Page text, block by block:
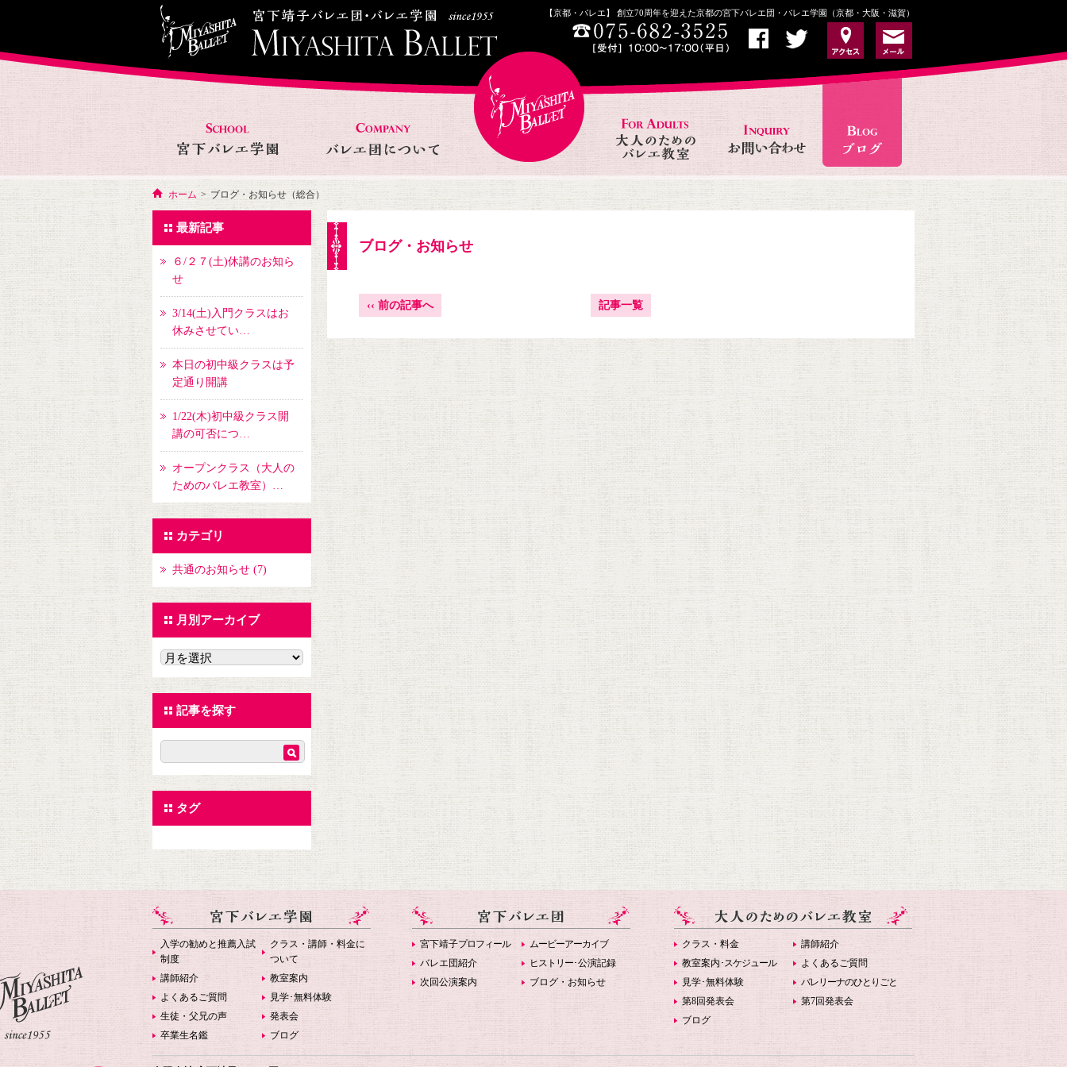
【京都・バレエ】 創立70周年を迎えた京都の宮下バレエ団・バレエ学園（京都・大阪・滋賀）
ホーム > ブログ・お知らせ（総合）
ブログ・お知らせ
‹‹ 前の記事へ 記事一覧
最新記事
６/２７(土)休講のお知ら
せ
3/14(土)入門クラスはお
休みさせてい…
本日の初中級クラスは予
定通り開講
1/22(木)初中級クラス開
講の可否につ…
オープンクラス（大人の
ためのバレエ教室）…
カテゴリ
共通のお知らせ (7)
月別アーカイブ
記事を探す
タグ
入学の勧めと推薦入試
制度
クラス・講師・料金に
ついて
講師紹介
教室案内
よくあるご質問
見学･無料体験
生徒・父兄の声
発表会
卒業生名鑑
ブログ
宮下靖子プロフィール
ムービーアーカイブ
バレエ団紹介
ヒストリー･公演記録
次回公演案内
ブログ・お知らせ
クラス・料金
講師紹介
教室案内 ･スケジュール
よくあるご質問
見学･無料体験
バレリーナのひとりごと
第8回発表会
第7回発表会
ブログ